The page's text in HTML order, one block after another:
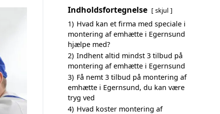
Indholdsfortegnelse skjul
1) Hvad kan et firma med speciale i
montering af emhætte i Egernsund
hjælpe med?
2) Indhent altid mindst 3 tilbud på
montering af emhætte i Egernsund
3) Få nemt 3 tilbud på montering af
emhætte i Egernsund, du kan være
tryg ved
4) Hvad koster montering af